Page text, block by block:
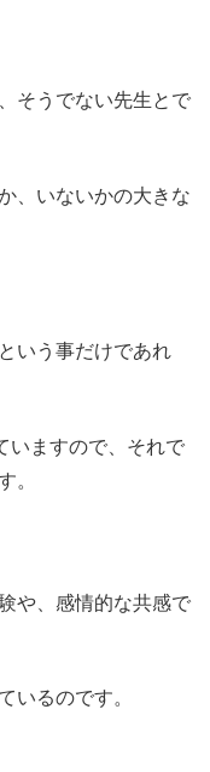
そうでない先生とで
、いないかの大きな
いう事だけであれ
いますので、それで
。
や、感情的な共感で
いるのです。